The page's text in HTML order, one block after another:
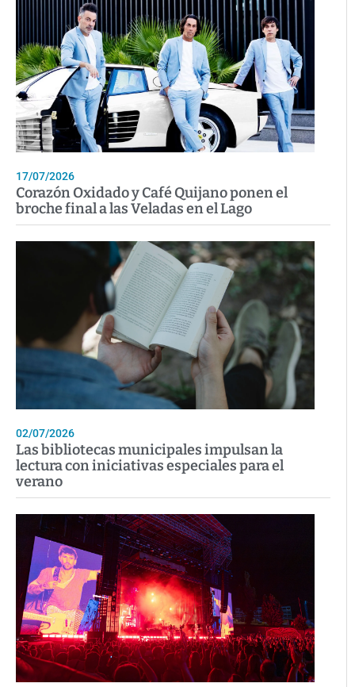
17/07/2026
Corazón Oxidado y Café Quijano ponen el
broche final a las Veladas en el Lago
02/07/2026
Las bibliotecas municipales impulsan la
lectura con iniciativas especiales para el
verano